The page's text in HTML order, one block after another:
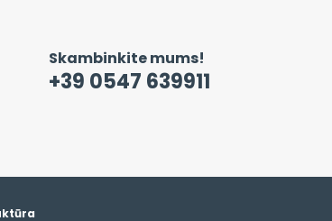
Skambinkite mums!
+39 0547 639911